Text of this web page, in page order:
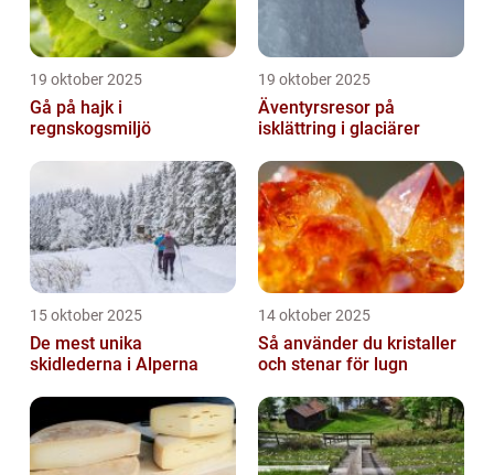
19 oktober 2025
Gå på hajk i
regnskogsmiljö
19 oktober 2025
Äventyrsresor på
isklättring i glaciärer
15 oktober 2025
De mest unika
skidlederna i Alperna
14 oktober 2025
Så använder du kristaller
och stenar för lugn